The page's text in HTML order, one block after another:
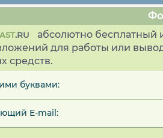
.RU
абсолютно бесплатный
для работы или
средств.
буквами:
E-mail: